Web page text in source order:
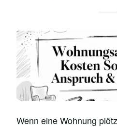
Wenn eine Wohnung